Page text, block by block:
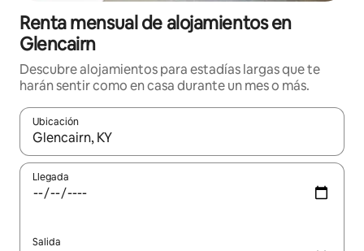
Renta mensual de alojamientos en
Glencairn
Descubre alojamientos para estadías largas que te
harán sentir como en casa durante un mes o más.
Ubicación
Cuando los resultados estén disponibles, navega con las
Llegada
Salida